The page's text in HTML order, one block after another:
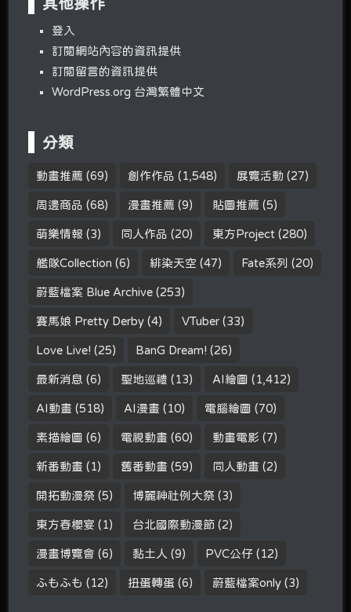
登入
訂閱網站內容的資訊提供
訂閱留言的資訊提供
WordPress.org 台灣繁體中文
分類
動畫推薦 (69) 創作作品 (1,548) 展覽活動 (27)
周邊商品 (68) 漫畫推薦 (9) 貼圖推薦 (5)
萌樂情報 (3) 同人作品 (20) 東方Project (280)
艦隊Collection (6) 緋染天空 (47) Fate系列 (20)
蔚藍檔案 Blue Archive (253)
賽馬娘 Pretty Derby (4) VTuber (33)
Love Live! (25) BanG Dream! (26)
最新消息 (6) 聖地巡禮 (13) AI繪圖 (1,412)
AI動畫 (518) AI漫畫 (10) 電腦繪圖 (70)
素描繪圖 (6) 電視動畫 (60) 動畫電影 (7)
新番動畫 (1) 舊番動畫 (59) 同人動畫 (2)
開拓動漫祭 (5) 博麗神社例大祭 (3)
東方春櫻宴 (1) 台北國際動漫節 (2)
漫畫博覽會 (6) 黏土人 (9) PVC公仔 (12)
ふもふも (12) 扭蛋轉蛋 (6) 蔚藍檔案only (3)